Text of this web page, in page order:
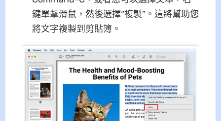
鍵單擊滑鼠，然後選擇“複製”。這將幫助您
將文字複製到剪貼簿。